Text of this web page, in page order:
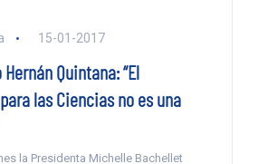
15-01-2017
Quintana: “El
las Ciencias no es una
la Presidenta Michelle Bachellet